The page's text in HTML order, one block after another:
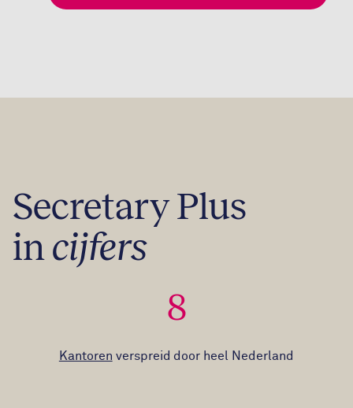
Secretary Plus
in cijfers
8
Kantoren verspreid door heel Nederland